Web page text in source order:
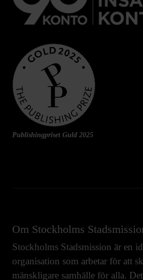
Publishingpriset Guld 2025
Om Stockholms
Stockholms Stadsmission är en
organisation som arbetar för att
mänskligare samhälle för alla.